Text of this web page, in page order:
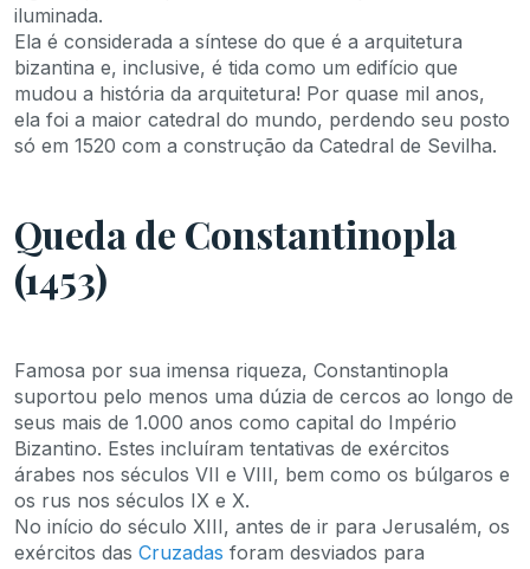
iluminada.
Ela é considerada a síntese do que é a arquitetura
bizantina e, inclusive, é tida como um edifício que
mudou a história da arquitetura! Por quase mil anos,
ela foi a maior catedral do mundo, perdendo seu posto
só em 1520 com a construção da Catedral de Sevilha.
Queda de Constantinopla
(1453)
Famosa por sua imensa riqueza, Constantinopla
suportou pelo menos uma dúzia de cercos ao longo de
seus mais de 1.000 anos como capital do Império
Bizantino. Estes incluíram tentativas de exércitos
árabes nos séculos VII e VIII, bem como os búlgaros e
os rus nos séculos IX e X.
No início do século XIII, antes de ir para Jerusalém, os
exércitos das Cruzadas foram desviados para